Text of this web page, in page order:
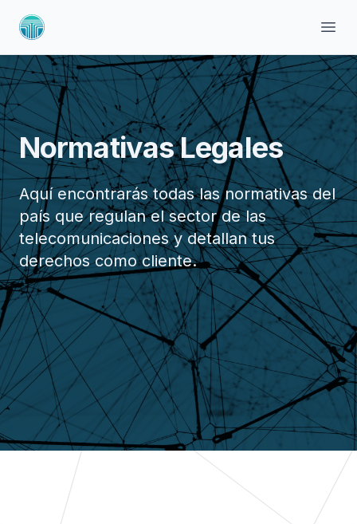
Normativas Legales
Aquí encontrarás todas las normativas del
país que regulan el sector de las
telecomunicaciones y detallan tus
derechos como cliente.